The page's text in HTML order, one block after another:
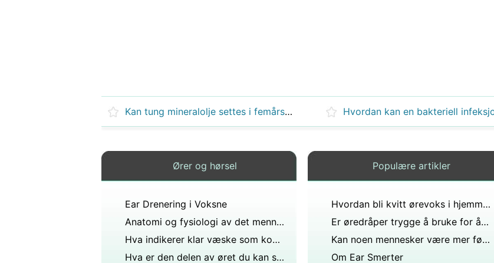
Kan tung mineralolje settes i femårsører for å hjelpe med ørevoks?
Ører og hørsel
Ear Drenering i Voksne
Anatomi og fysiologi av det menneskelige øret
Hva indikerer klar væske som kommer fra nesen og ørene?
Hva er den delen av øret du kan se?
Populære artikler
Hvordan bli kvitt ørevoks i hjemmet
Er øredråper trygge å bruke for å fjerne voks?
Kan noen mennesker være mer følsomme for støy enn andre selv ved eksponering for mindre desibel, er det foreslått normalt?
Om Ear Smerter